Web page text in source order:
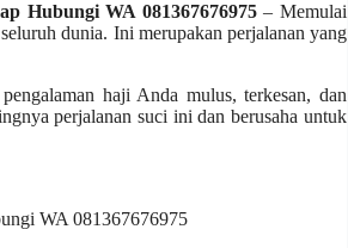
Hubungi WA 081367676975– Memulai
dunia. Ini merupakan perjalanan yang
haji Anda mulus, terkesan, dan
perjalanan suci ini dan berusaha untuk